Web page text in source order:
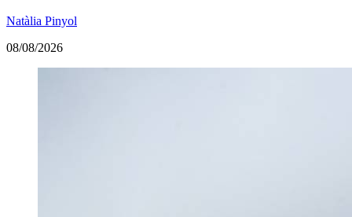
Natàlia Pinyol
08/08/2026